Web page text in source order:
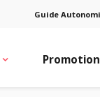
Guide
Promotion